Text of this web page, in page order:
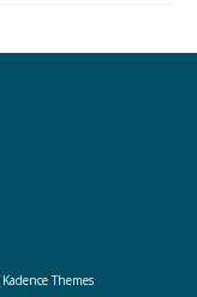
Kadence Themes